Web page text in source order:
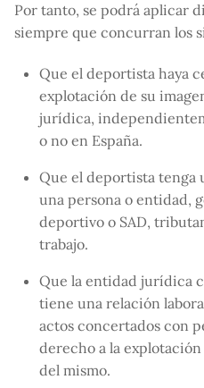
Por tanto, se podrá aplicar
siempre que concurran los
Que el deportista haya
explotación de su
jurídica,
o no en España.
Que el deportista tenga
una persona o entidad,
deportivo o SAD,
trabajo.
Que la entidad jurídica
tiene una relación
actos concertados con
derecho a la
del mismo.